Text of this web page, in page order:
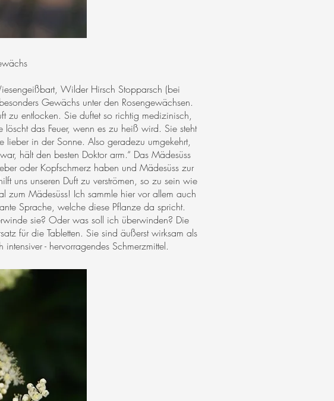
Wilder Hirsch Stopparsch (bei
Gewächs unter den Rosengewächsen.
zu entlocken. Sie duftet so richtig medizinisch,
das Feuer, wenn es zu heiß wird. Sie steht
lieber in der Sonne. Also geradezu umgekehrt,
hält den besten Doktor arm.“ Das Mädesüss
oder Kopfschmerz haben und Mädesüss zur
uns unseren Duft zu verströmen, so zu sein wie
Mädesüss! Ich sammle hier vor allem auch
Sprache, welche diese Pflanze da spricht.
sie? Oder was soll ich überwinden? Die
für die Tabletten. Sie sind äußerst wirksam als
- hervorragendes Schmerzmittel.